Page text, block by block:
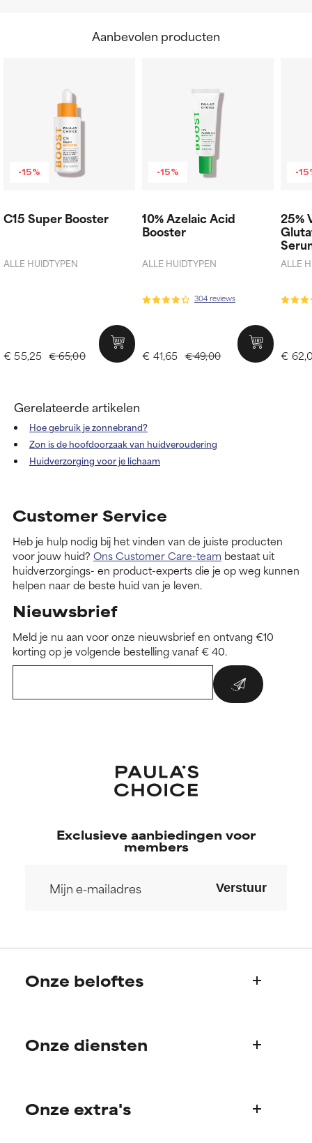
Aanbevolen producten
-15%
C15 Super Booster
ALLE HUIDTYPEN
€ 65,00
€ 55,25
-15%
10% Azelaic Acid
Booster
ALLE HUIDTYPEN
304 reviews
€ 49,00
€ 41,65
-
25%
ALLE
€
Gerelateerde artikelen
Hoe gebruik je zonnebrand?
Zon is de hoofdoorzaak van huidveroudering
Huidverzorging voor je lichaam
Customer Service
Heb je hulp nodig bij het vinden van de juiste producten
voor jouw huid? Ons Customer Care-team bestaat uit
huidverzorgings- en product-experts die je op weg kunnen
helpen naar de beste huid van je leven.
Nieuwsbrief
Meld je nu aan voor onze nieuwsbrief en ontvang €10
korting op je volgende bestelling vanaf € 40.
Exclusieve aanbiedingen voor
members
Verstuur
Onze beloftes
Paula's verhaal
Onze diensten
Vragen over producten
Onze extra's